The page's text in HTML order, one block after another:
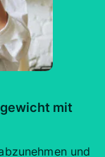
mit
und